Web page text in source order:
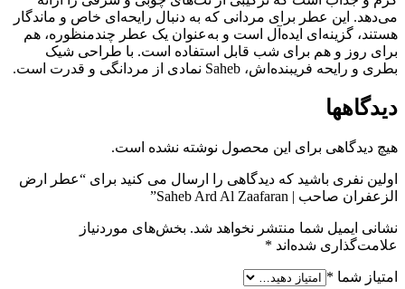
می‌دهد. این عطر برای مردانی که به دنبال رایحه‌ای خاص و ماندگار
هستند، گزینه‌ای ایده‌آل است و به‌عنوان یک عطر چندمنظوره، هم
برای روز و هم برای شب قابل استفاده است. با طراحی شیک
بطری و رایحه فریبنده‌اش، Saheb نمادی از مردانگی و قدرت است.
دیدگاهها
هیچ دیدگاهی برای این محصول نوشته نشده است.
اولین نفری باشید که دیدگاهی را ارسال می کنید برای “عطر ارض
الزعفران صاحب | Saheb Ard Al Zaafaran”
نشانی ایمیل شما منتشر نخواهد شد. بخش‌های موردنیاز
علامت‌گذاری شده‌اند *
امتیاز شما *